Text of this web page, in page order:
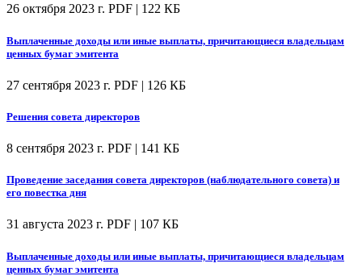
26 октября 2023 г. PDF | 122 КБ
Выплаченные доходы или иные выплаты, причитающиеся владельцам
ценных бумаг эмитента
27 сентября 2023 г. PDF | 126 КБ
Решения совета директоров
8 сентября 2023 г. PDF | 141 КБ
Проведение заседания совета директоров (наблюдательного совета) и
его повестка дня
31 августа 2023 г. PDF | 107 КБ
Выплаченные доходы или иные выплаты, причитающиеся владельцам
ценных бумаг эмитента